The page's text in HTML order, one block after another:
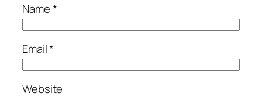
Name*
Email*
Website